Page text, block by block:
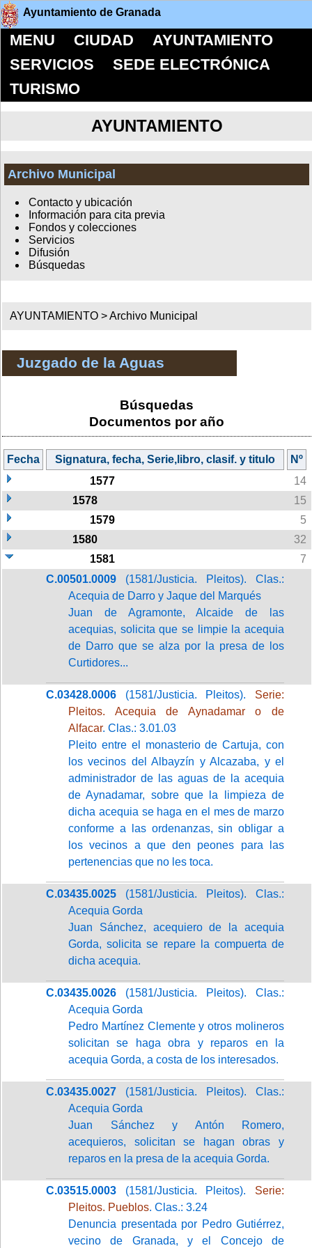
Ayuntamiento de Granada
MENU CIUDAD
AYUNTAMIENTO
SERVICIOS
SEDE ELECTRÓNICA
TURISMO
AYUNTAMIENTO
Archivo Municipal
Contacto y ubicación
Información para cita previa
Fondos y colecciones
Servicios
Difusión
Búsquedas
AYUNTAMIENTO >Archivo Municipal
Juzgado de la Aguas
Búsquedas
Documentos por año
Fecha Signatura, fecha, Serie,libro, clasif. y titulo
Nº
1577
14
1578
15
1579
5
1580
32
1581
7
C.00501.0009 (1581/Justicia. Pleitos). Clas.:
Acequia de Darro y Jaque del Marqués
Juan de Agramonte, Alcaide de las
acequias, solicita que se limpie la acequia
de Darro que se alza por la presa de los
Curtidores...
C.03428.0006 (1581/Justicia. Pleitos). Serie:
Pleitos. Acequia de Aynadamar o de
Alfacar. Clas.: 3.01.03
Pleito entre el monasterio de Cartuja, con
los vecinos del Albayzín y Alcazaba, y el
administrador de las aguas de la acequia
de Aynadamar, sobre que la limpieza de
dicha acequia se haga en el mes de marzo
conforme a las ordenanzas, sin obligar a
los vecinos a que den peones para las
pertenencias que no les toca.
C.03435.0025 (1581/Justicia. Pleitos). Clas.:
Acequia Gorda
Juan Sánchez, acequiero de la acequia
Gorda, solicita se repare la compuerta de
dicha acequia.
C.03435.0026 (1581/Justicia. Pleitos). Clas.:
Acequia Gorda
Pedro Martínez Clemente y otros molineros
solicitan se haga obra y reparos en la
acequia Gorda, a costa de los interesados.
C.03435.0027 (1581/Justicia. Pleitos). Clas.:
Acequia Gorda
Juan Sánchez y Antón Romero,
acequieros, solicitan se hagan obras y
reparos en la presa de la acequia Gorda.
C.03515.0003 (1581/Justicia. Pleitos). Serie:
Pleitos. Pueblos. Clas.: 3.24
Denuncia presentada por Pedro Gutiérrez,
vecino de Granada, y el Concejo de